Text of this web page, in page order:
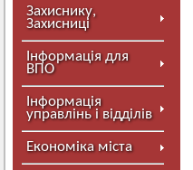
Захиснику,
Захисниці
Інформація для
ВПО
Інформація
управлінь і відділів
Економіка міста